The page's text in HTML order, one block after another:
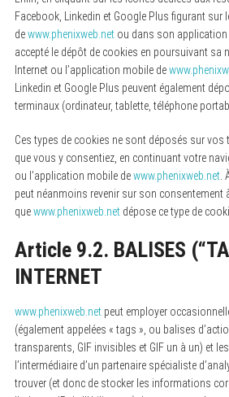
Facebook, Linkedin et Google Plus figurant sur
dewww.phenixweb.netou dans son application
accepté le dépôt de cookies en poursuivant sa
Internet ou l’application mobile de
Linkedin et Google Plus peuvent également
terminaux (ordinateur, tablette, téléphone
Ces types de cookies ne sont déposés sur vos
que vous y consentiez, en continuant votre
ou l’application mobile dewww.phenixweb.net.
peut néanmoins revenir sur son consentement
quewww.phenixweb.netdépose ce type de
Article 9.2. BALISES
INTERNET
www.phenixweb.netpeut employer
(également appelées « tags », ou balises
transparents, GIF invisibles et GIF un à un) et
l’intermédiaire d’un partenaire spécialiste
trouver (et donc de stocker les informations